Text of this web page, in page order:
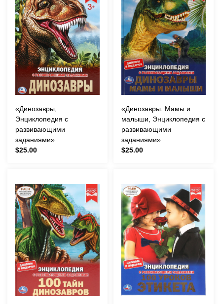
«Динозавры,
Энциклопедия с
развивающими
заданиями»
$25.00
«Динозавры. Мамы и
малыши, Энциклопедия с
развивающими
заданиями»
$25.00